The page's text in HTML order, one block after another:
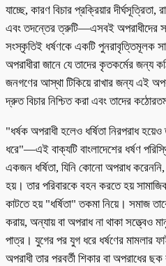
যাচ্ছে, কারণ বিচার প্রক্রিয়ার দীর্ঘসূত্রিতা,
এবং তদন্তের ত্রুটি—এসবই অপরাধীদের
সংস্কৃতিই ধর্ষণকে একটি পুনরাবৃত্তিমূলক
অপরাধীরা জানে যে তাদের কৃতকর্মের জন্য
জনগণের আস্থা টিকিয়ে রাখার জন্য এই
দ্রুত বিচার নিশ্চিত করা এবং তাদের
"ধর্ষক অপরাধী হলেও ধর্ষিতা নিরপরাধ
ধরে"—এই বাক্যটি বাংলাদেশের ধর্ষণ
একজন ধর্ষিতা, যিনি কোনো অপরাধ
হয়। তার পরিবারকে বহন করতে হয়
কাটতে হয় "ধর্ষিতা" তকমা নিয়ে। সমাজ
করায়, অন্যায় বা অপরাধ না থাকা সত্ত্বেও
পাত্র। যুগের পর যুগ ধরে ধর্ষণের মামলার
অপরাধী তার পরবর্তী শিকার বা অপরাধের